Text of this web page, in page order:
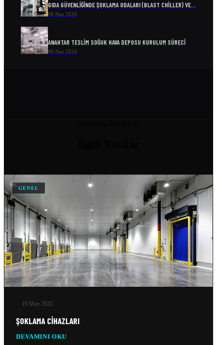
GIDA GÜVENLIĞINDE ŞOKLAMA ODALARI (BLAST CHILLER) VE…
08 Haz 2026
ANAHTAR TESLIM SOĞUK HAVA DEPOSU KURULUM SÜRECI
08 Haz 2026
SOĞUK HAVA DEPOSU FIYATLARI VE MALIYET HESAPLAMA
ANKARA IÇIN SOĞUK HAVA DEPOSU İMALATI YAPAN…
04 Nis 2026
DONUK ODA
11 Şub 2026
MOBIL SOĞUK ODA
GEMI SOĞUTMA SISTEMLERI
GENEL
19 May 2025
ŞOKLAMA CIHAZLARI
DEVAMINI OKU